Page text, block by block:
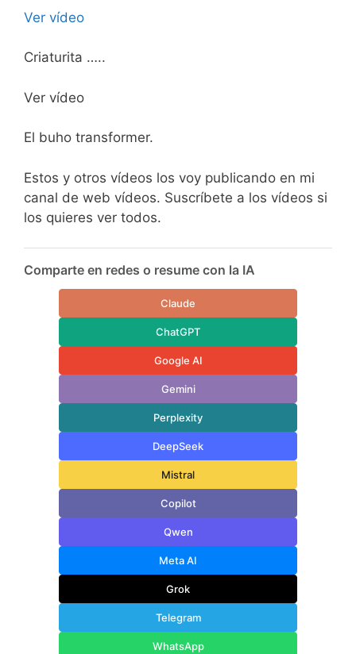
Ver vídeo
Criaturita …..
Ver vídeo
El buho transformer.
Estos y otros vídeos los voy publicando en mi
canal de web vídeos. Suscríbete a los vídeos si
los quieres ver todos.
Comparte en redes o resume con la IA
Claude
ChatGPT
Google AI
Gemini
Perplexity
DeepSeek
Mistral
Copilot
Qwen
Meta AI
Grok
Telegram
WhatsApp